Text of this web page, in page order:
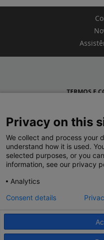
TERMOS E
LEGRAND
GRUPO
© 2020 Legrand.
Privacy on this
We collect and process your
understand how it is used.
selected purposes, or you
information, see our privacy
Analytics
Consent details